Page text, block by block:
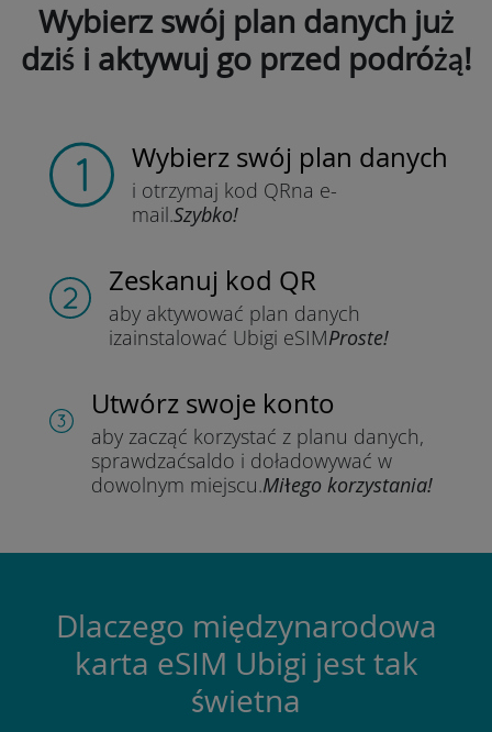
Wybierz swój plan danych już
dziś i aktywuj go przed podróżą!
Wybierz swój plan danych
i otrzymaj kod QRna e-
mail.Szybko!
Zeskanuj kod QR
aby aktywować plan danych
izainstalować Ubigi eSIMProste!
Utwórz swoje konto
aby zacząć korzystać z planu danych,
sprawdzaćsaldo i doładowywać w
dowolnym miejscu.Miłego korzystania!
Dlaczego międzynarodowa
karta eSIM Ubigi jest tak
świetna